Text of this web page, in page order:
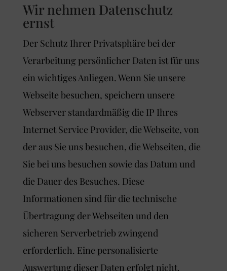
Wir nehmen Datenschutz
ernst
Der Schutz Ihrer Privatsphäre bei der
Verarbeitung persönlicher Daten ist für uns
ein wichtiges Anliegen. Wenn Sie unsere
Webseite besuchen, speichern unsere
Webserver standardmäßig die IP Ihres
Internet Service Provider, die Webseite, von
der aus Sie uns besuchen, die Webseiten, die
Sie bei uns besuchen sowie das Datum und
die Dauer des Besuches. Diese
Informationen sind für die technische
Übertragung der Webseiten und den
sicheren Serverbetrieb zwingend
erforderlich. Eine personalisierte
Auswertung dieser Daten erfolgt nicht.